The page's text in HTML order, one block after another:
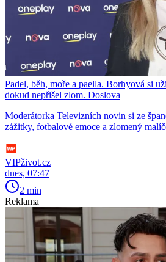
Padel, běh, moře a paella. Borhyová si
dokud nepřišel zlom. Doslova
Moderátorka Televizních novin si ze
zážitky, fotbalové emoce a zlomený
VIPživot.cz
dnes, 07:47
2 min
Reklama